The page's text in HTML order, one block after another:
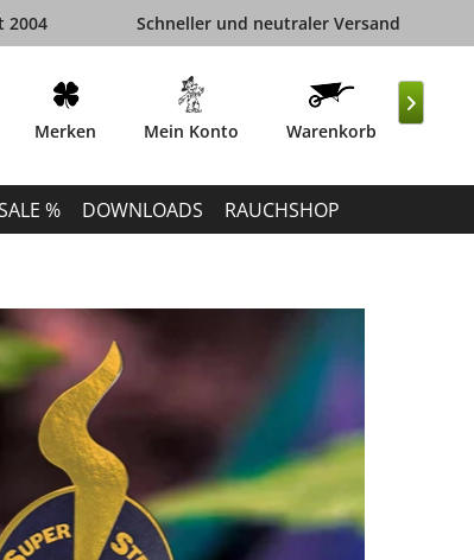
2004 Schneller und neutraler Versand
Merken Mein Konto Warenkorb
% DOWNLOADS RAUCHSHOP
